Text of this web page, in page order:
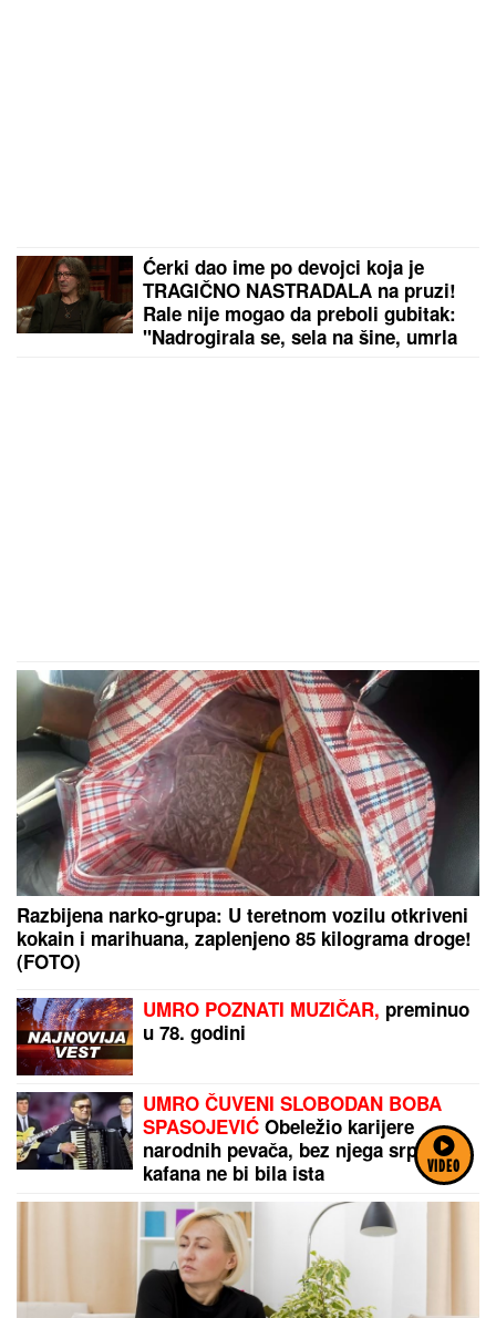
VIDEO
Ćerki dao ime po devojci koja je
TRAGIČNO NASTRADALA na pruzi!
Rale nije mogao da preboli gubitak:
"Nadrogirala se, sela na šine, umrla
Razbijena narko-grupa: U teretnom vozilu otkriveni
kokain i marihuana, zaplenjeno 85 kilograma droge!
(FOTO)
UMRO POZNATI MUZIČAR, preminuo
u 78. godini
UMRO ČUVENI SLOBODAN BOBA
SPASOJEVIĆ Obeležio karijere
narodnih pevača, bez njega srpska
kafana ne bi bila ista